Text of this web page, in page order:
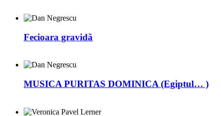
Fecioara gravidă
MUSICA PURITAS DOMINICA (Egiptul… )